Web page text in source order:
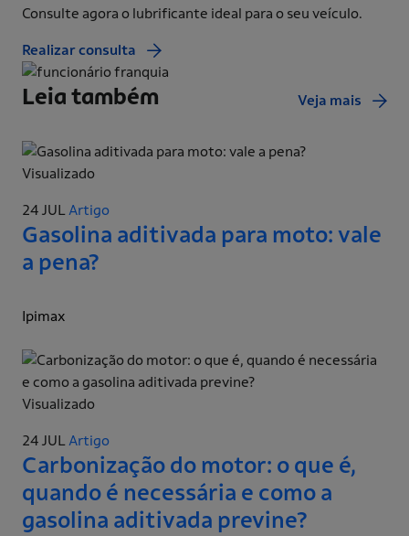
Consulte agora o lubrificante ideal para o seu veículo.
Realizar consulta
Leia também Veja mais
Visualizado
24 JULArtigo
Gasolina aditivada para moto: vale
a pena?
Ipimax
Visualizado
24 JULArtigo
Carbonização do motor: o que é,
quando é necessária e como a
gasolina aditivada previne?